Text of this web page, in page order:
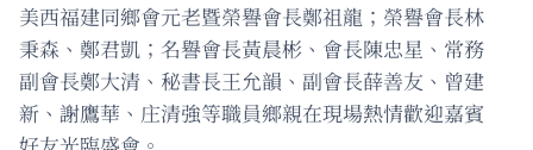
美西福建同鄉會元老暨榮譽會長鄭祖龍；榮譽會長林
秉森、鄭君凱；名譽會長黃晨彬、會長陳忠星、常務
副會長鄭大清、秘書長王允韻、副會長薛善友、曾建
新、謝鷹華、庄清強等職員鄉親在現場熱情歡迎嘉賓